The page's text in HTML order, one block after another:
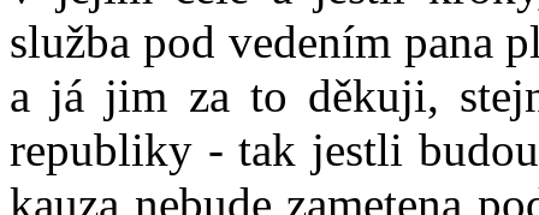
služba pod vedením pana
a já jim za to děkuji,
republiky - tak jestli
kauza nebude zametena